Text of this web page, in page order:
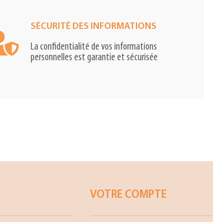
SÉCURITÉ DES INFORMATIONS
La confidentialité de vos informations
personnelles est garantie et sécurisée
VOTRE COMPTE